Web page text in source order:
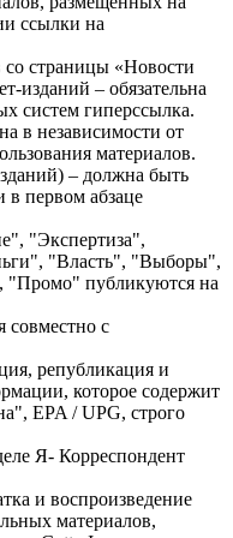
ссылки на
страницы «Новости
изданий – обязательна
систем гиперссылка.
в независимости от
материалов.
– должна быть
в первом абзаце
"Экспертиза",
"Власть", "Выборы",
"Промо" публикуются на
совместно с
републикация и
которое содержит
EPA / UPG, строго
Я- Корреспондент
и воспроизведение
материалов,